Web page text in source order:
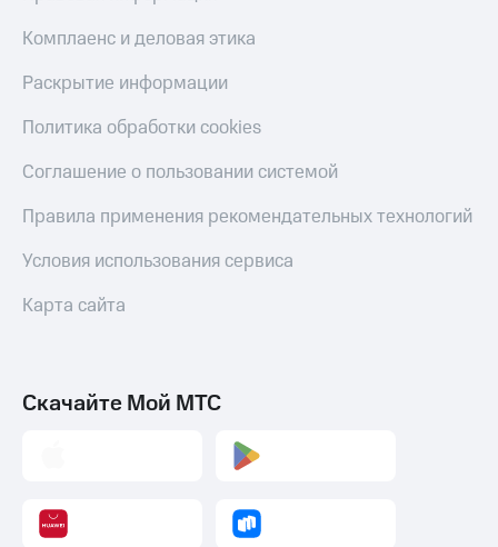
Комплаенс и деловая этика
Раскрытие информации
Политика обработки cookies
Соглашение о пользовании системой
Правила применения рекомендательных технологий
Условия использования сервиса
Карта сайта
Скачайте Мой МТС